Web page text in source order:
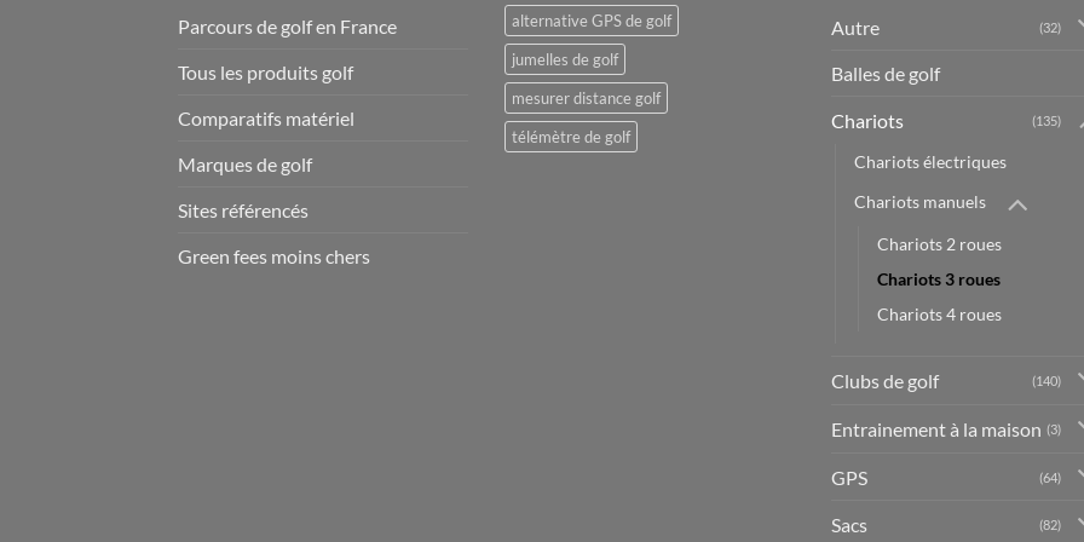
Parcours de golf en France
Tous les produits golf
Comparatifs matériel
Marques de golf
Sites référencés
Green fees moins chers
alternative GPS de golf
jumelles de golf
mesurer distance golf
télémètre de golf
Autre (32)
Balles de golf
Chariots (135)
Chariots électriques
Chariots manuels
Chariots 2 roues
Chariots 3 roues
Chariots 4 roues
Clubs de golf (140)
Entrainement à la maison (3)
GPS (64)
Sacs (82)